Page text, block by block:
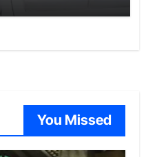
You Missed